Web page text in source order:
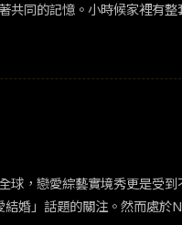
共同的記憶。小時候家裡有
和妹妹節子正是在這樣的背
戰亂中還是存在一絲絲的希
要買了一罐森永水果糖，也
到人生與心靈的歸屬。然而
自尊，無法照顧克拉克並給
，戀愛綜藝實境秀更是受到
婚」話題的關注。然而處於